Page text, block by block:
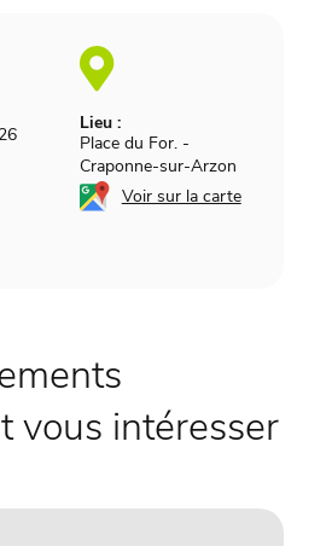
Lieu :
Place du For. -
Craponne-sur-Arzon
Voir sur la carte
vous intéresser